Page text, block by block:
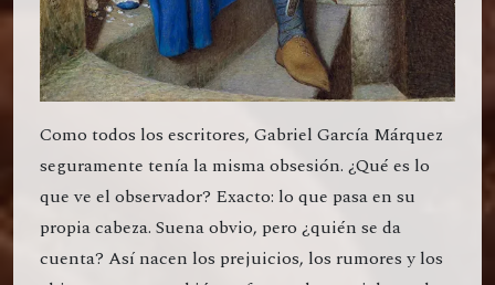
Como todos los escritores, Gabriel García Márquez
seguramente tenía la misma obsesión. ¿Qué es lo
que ve el observador? Exacto: lo que pasa en su
propia cabeza. Suena obvio, pero ¿quién se da
cuenta? Así nacen los prejuicios, los rumores y los